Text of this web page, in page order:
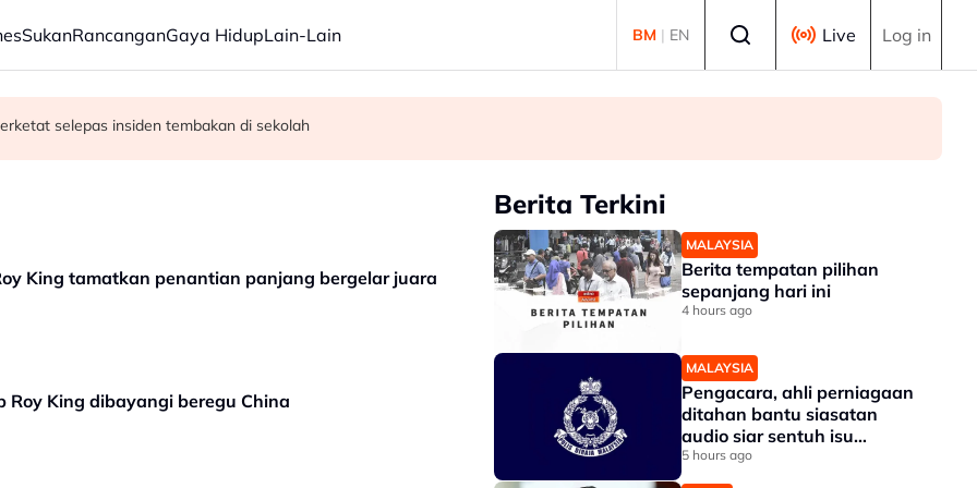
SukanRancanganGaya HidupLain-Lain BM | EN Live Log in
audio siar sentuh isu sensitiviti agama
selepas insiden tembakan di sekolah
King tamatkan penantian panjang bergelar juara
Roy King dibayangi beregu China
Berita Terkini
MALAYSIA
Berita tempatan pilihan
sepanjang hari ini
4 hours ago
MALAYSIA
Pengacara, ahli perniagaan
ditahan bantu siasatan
audio siar sentuh isu
sensitiviti agama
5 hours ago